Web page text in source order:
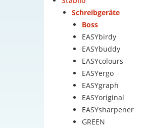
Schreibgeräte
Boss
EASYbirdy
EASYbuddy
EASYcolours
EASYergo
EASYgraph
EASYoriginal
EASYsharpener
GREEN